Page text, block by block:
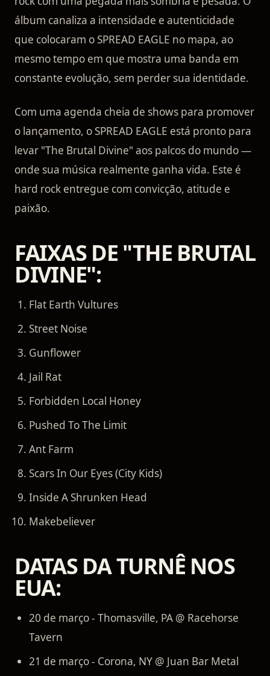
álbum canaliza a intensidade e autenticidade
que colocaram o SPREAD EAGLE no mapa, ao
mesmo tempo em que mostra uma banda em
constante evolução, sem perder sua identidade.
Com uma agenda cheia de shows para promover
o lançamento, o SPREAD EAGLE está pronto para
levar "The Brutal Divine" aos palcos do mundo —
onde sua música realmente ganha vida. Este é
hard rock entregue com convicção, atitude e
paixão.
FAIXAS DE "THE BRUTAL
DIVINE":
Flat Earth Vultures
Street Noise
Gunflower
Jail Rat
Forbidden Local Honey
Pushed To The Limit
Ant Farm
Scars In Our Eyes (City Kids)
Inside A Shrunken Head
Makebeliever
DATAS DA TURNÊ NOS
EUA:
20 de março - Thomasville, PA @ Racehorse
Tavern
21 de março - Corona, NY @ Juan Bar Metal